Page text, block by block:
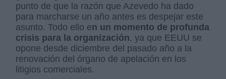
punto de que la razón que Azevedo ha dado
para marcharse un año antes es despejar este
asunto. Todo ello en un momento de profunda
crisis para la organización, ya que EEUU se
opone desde diciembre del pasado año a la
renovación del órgano de apelación en los
litigios comerciales.